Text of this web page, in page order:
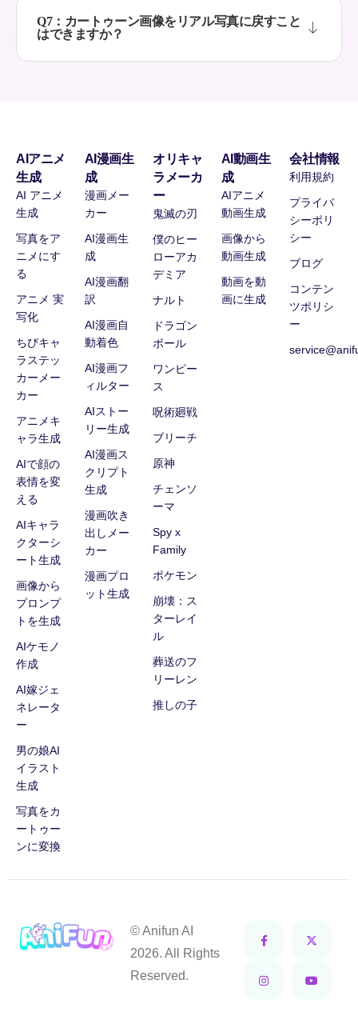
Q7：カートゥーン画像をリアル写真に戻すこと
はできますか？
AIアニメ
生成
AI アニメ
生成
写真をア
ニメにす
る
アニメ 実
写化
ちびキャ
ラステッ
カーメー
カー
アニメキ
ャラ生成
AIで顔の
表情を変
える
AIキャラ
クターシ
ート生成
画像から
プロンプ
トを生成
AIケモノ
作成
AI嫁ジェ
ネレータ
ー
男の娘AI
イラスト
生成
写真をカ
ートゥー
ンに変換
AI漫画生
成
漫画メー
カー
AI漫画生
成
AI漫画翻
訳
AI漫画自
動着色
AI漫画フ
ィルター
AIストー
リー生成
AI漫画ス
クリプト
生成
漫画吹き
出しメー
カー
漫画プロ
ット生成
オリキャ
ラメーカ
ー
鬼滅の刃
僕のヒー
ローアカ
デミア
ナルト
ドラゴン
ボール
ワンピー
ス
呪術廻戦
ブリーチ
原神
チェンソ
ーマ
Spy x
Family
ポケモン
崩壊：ス
ターレイ
ル
葬送のフ
リーレン
推しの子
AI動画生
成
AIアニメ
動画生成
画像から
動画生成
動画を動
画に生成
会社情報
利用規約
プライバ
シーポリ
シー
ブログ
コンテン
ツポリシ
ー
© Anifun AI
2026. All Rights
Reserved.